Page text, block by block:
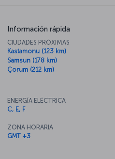
Información rápida
CIUDADES PRÓXIMAS
Kastamonu (123 km)
Samsun (178 km)
Çorum (212 km)
ENERGÍA ELÉCTRICA
C, E, F
ZONA HORARIA
GMT +3